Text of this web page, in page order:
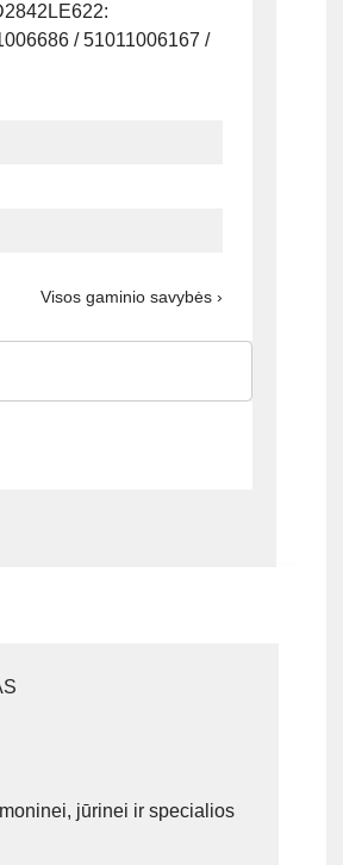
/ 51011006167 /
Visos gaminio savybės ›
jūrinei ir specialios